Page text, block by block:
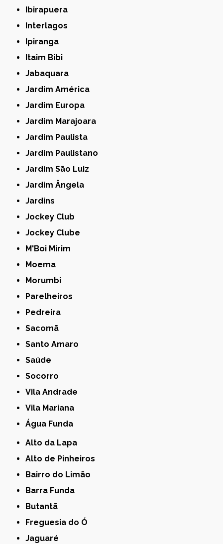
Ibirapuera
Interlagos
Ipiranga
Itaim Bibi
Jabaquara
Jardim América
Jardim Europa
Jardim Marajoara
Jardim Paulista
Jardim Paulistano
Jardim São Luiz
Jardim Ângela
Jardins
Jockey Club
Jockey Clube
M'Boi Mirim
Moema
Morumbi
Parelheiros
Pedreira
Sacomã
Santo Amaro
Saúde
Socorro
Vila Andrade
Vila Mariana
Água Funda
Alto da Lapa
Alto de Pinheiros
Bairro do Limão
Barra Funda
Butantã
Freguesia do Ó
Jaguaré